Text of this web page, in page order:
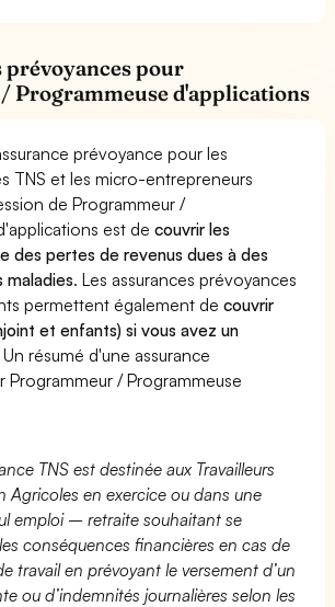
prévoyances pour
Programmeuse d'applications
prévoyance pour les
TNS et les micro-entrepreneurs
de Programmeur /
est decouvrir les
des pertes de revenus dues à des
maladies. Les assurances prévoyances
permettent également decouvrir
et enfants) si vous avez un
Un résumé d'une assurance
Programmeur / Programmeuse
TNS est destinée aux Travailleurs
Agricoles en exercice ou dans une
emploi – retraite souhaitant se
conséquences financières en cas de
travail en prévoyant le versement d’un
ou d’indemnités journalières selon les